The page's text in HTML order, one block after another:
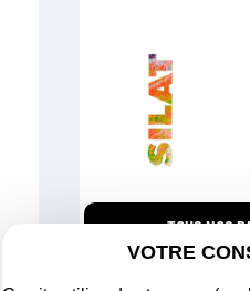
TOUS NOS
VOTRE